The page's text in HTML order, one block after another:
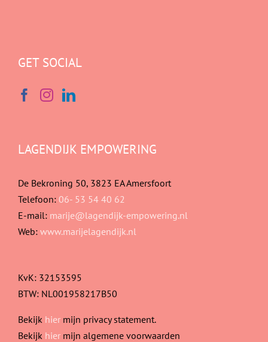
GET SOCIAL
LAGENDIJK EMPOWERING
De Bekroning 50, 3823 EA Amersfoort
Telefoon: 06- 53 54 40 62
E-mail: marije@lagendijk-empowering.nl
Web: www.marijelagendijk.nl
KvK: 32153595
BTW: NL001958217B50
Bekijk hier mijn privacy statement.
Bekijk hier mijn algemene voorwaarden